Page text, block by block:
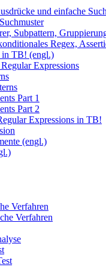
und einfache
Subpattern,
Regex,
in TB! (engl.)
Expressions
Part 1
Part 2
Expressions in TB!
(engl.)
Verfahren
Verfahren